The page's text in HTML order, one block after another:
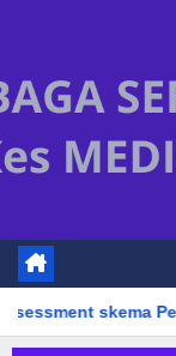
Perawat Generik